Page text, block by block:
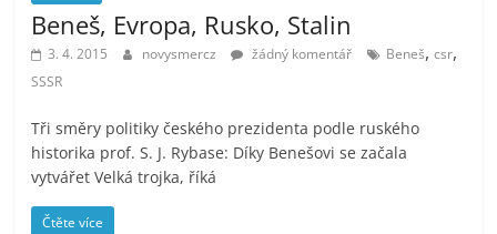
Beneš, Evropa, Rusko, Stalin
3. 4. 2015 novysmercz žádný komentář Beneš,csr,
SSSR
Tři směry politiky českého prezidenta podle ruského
historika prof. S. J. Rybase: Díky Benešovi se začala
vytvářet Velká trojka, říká
Čtěte více